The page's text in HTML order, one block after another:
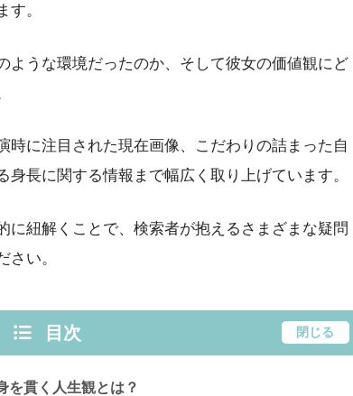
。
ような環境だったのか、そして彼女の価値観にど
時に注目された現在画像、こだわりの詰まった自
長に関する情報まで幅広く取り上げています。
に紐解くことで、検索者が抱えるさまざまな疑問
い。
目次 閉じる
を貫く人生観とは？